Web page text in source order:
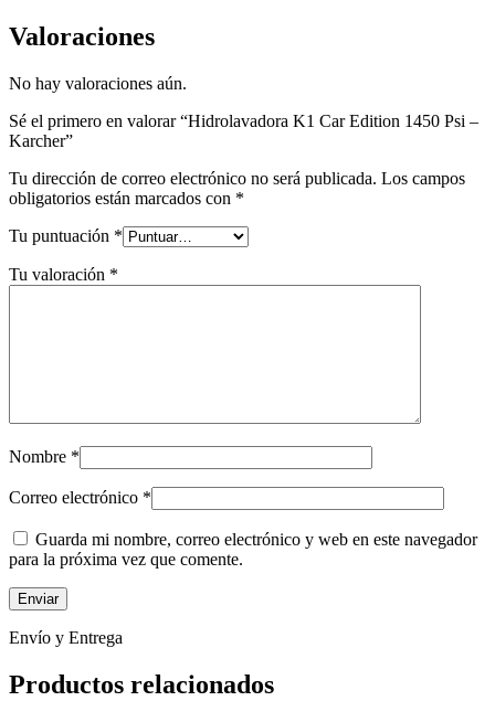
Valoraciones
No hay valoraciones aún.
Sé el primero en valorar “Hidrolavadora K1 Car Edition 1450 Psi –
Karcher”
Tu dirección de correo electrónico no será publicada. Los campos
obligatorios están marcados con *
Tu puntuación *
Tu valoración *
Nombre *
Correo electrónico *
Guarda mi nombre, correo electrónico y web en este navegador
para la próxima vez que comente.
Envío y Entrega
Productos relacionados